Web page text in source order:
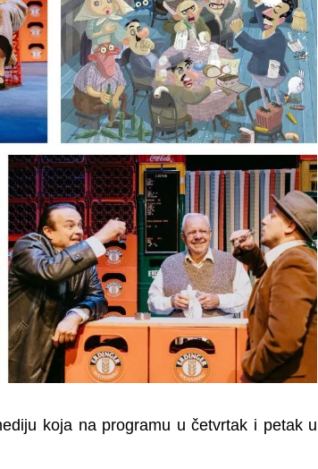
koja na programu u četvrtak i petak u